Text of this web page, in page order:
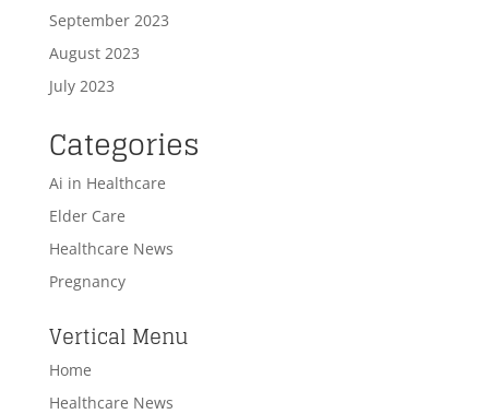
September 2023
August 2023
July 2023
Categories
Ai in Healthcare
Elder Care
Healthcare News
Pregnancy
Vertical Menu
Home
Healthcare News